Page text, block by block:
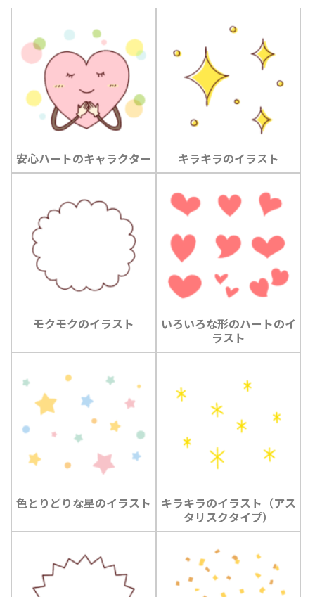
安心ハートのキャラクター キラキラのイラスト
モクモクのイラスト
いろいろな形のハートのイ
ラスト
色とりどりな星のイラスト
キラキラのイラスト（アス
タリスクタイプ）